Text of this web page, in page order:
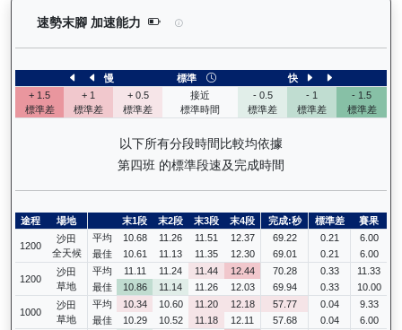
速勢末腳 加速能力 電子好好（L119）— 速勢末腳加速能
慢 標準
快
+ 1.5
標準差
+ 1
標準差
+ 0.5
標準差
接近
標準時間
- 0.5
標準差
- 1
標準差
- 1.5
標準差
以下所有分段時間比較均依據
第四班 的標準段速及完成時間
途程 場地 末1段 末2段 末3段 末4段 完成:秒 標準差 賽果
1200
沙田
全天候
平均 10.68 11.26 11.51 12.37 69.22 0.21
6.00
最佳
10.61 11.13 11.35 12.30 69.01 0.21 6.00
1200
沙田
草地
平均 11.11 11.24 11.44 12.44 70.28 0.33
11.33
最佳
10.86 11.14 11.26 12.03 69.94 0.33 10.00
1000
沙田
草地
平均 10.34 10.60 11.20 12.18 57.77 0.04
9.33
最佳
10.29 10.52 11.18 12.11 57.68 0.04 6.00